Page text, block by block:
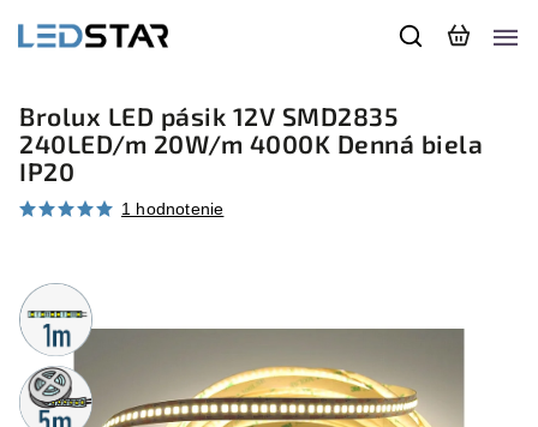
Brolux LED pásik 12V SMD2835
240LED/m 20W/m 4000K Denná biela
IP20
1 hodnotenie
Metrážny
predaj
5m
rolka